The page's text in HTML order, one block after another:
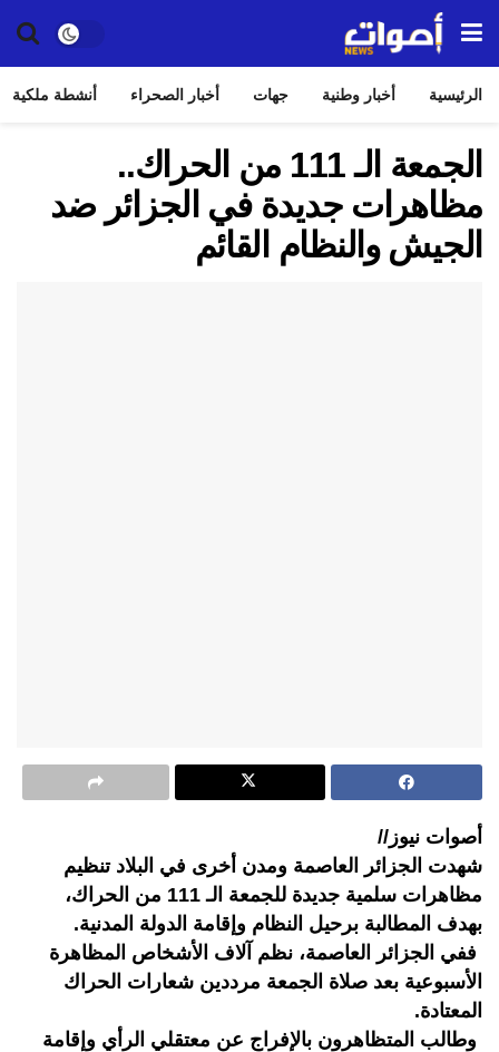
الرئيسية أخبار وطنية جهات أخبار الصحراء أنشطة ملكية
الجمعة الـ 111 من الحراك..
مظاهرات جديدة في الجزائر ضد
الجيش والنظام القائم
أصوات نيوز//
شهدت الجزائر العاصمة ومدن أخرى في البلاد تنظيم
مظاهرات سلمية جديدة للجمعة الـ 111 من الحراك،
بهدف المطالبة برحيل النظام وإقامة الدولة المدنية.
ففي الجزائر العاصمة، نظم آلاف الأشخاص المظاهرة
الأسبوعية بعد صلاة الجمعة مرددين شعارات الحراك
المعتادة.
وطالب المتظاهرون بالإفراج عن معتقلي الرأي وإقامة